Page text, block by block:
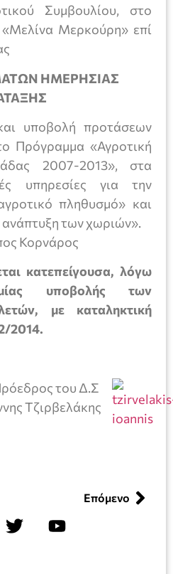
Συμβουλίου, στο
«Μελίνα Μερκούρη» επί
ΗΜΕΡΗΣΙΑΣ
υποβολή προτάσεων
Πρόγραμμα «Αγροτική
2007-2013», στα
υπηρεσίες για την
πληθυσμό» και
ανάπτυξη των χωριών».
Κορνάρος
κατεπείγουσα, λόγω
υποβολής των
με καταληκτική
2014.
του Δ.Σ
Τζιρβελάκης
Επόμενο